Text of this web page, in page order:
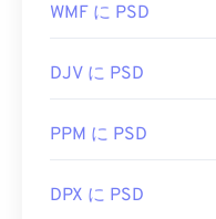
WMF に PSD
DJV に PSD
PPM に PSD
DPX に PSD